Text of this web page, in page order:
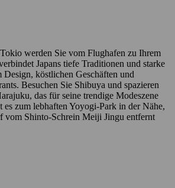
werden Sie vom Flughafen zu Ihrem
Japans tiefe Traditionen und starke
köstlichen Geschäften und
Besuchen Sie Shibuya und spazieren
das für seine trendige Modeszene
es zum lebhaften Yoyogi-Park in der Nähe,
vom Shinto-Schrein Meiji Jingu entfernt